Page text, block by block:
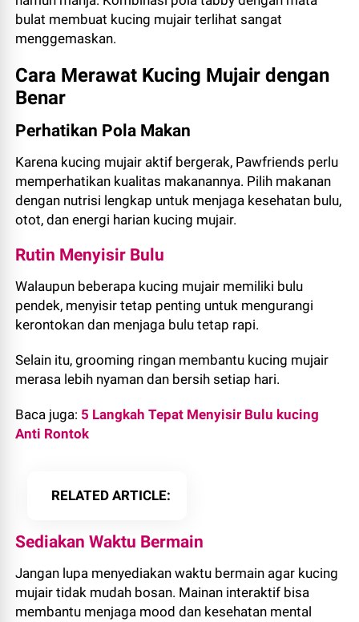
bulat membuat kucing mujair terlihat sangat
menggemaskan.
Cara Merawat Kucing Mujair dengan
Benar
Perhatikan Pola Makan
Karena kucing mujair aktif bergerak, Pawfriends perlu
memperhatikan kualitas makanannya. Pilih makanan
dengan nutrisi lengkap untuk menjaga kesehatan bulu,
otot, dan energi harian kucing mujair.
Rutin Menyisir Bulu
Walaupun beberapa kucing mujair memiliki bulu
pendek, menyisir tetap penting untuk mengurangi
kerontokan dan menjaga bulu tetap rapi.
Selain itu, grooming ringan membantu kucing mujair
merasa lebih nyaman dan bersih setiap hari.
Baca juga: 5 Langkah Tepat Menyisir Bulu kucing
Anti Rontok
RELATED ARTICLE
Sediakan Waktu Bermain
Jangan lupa menyediakan waktu bermain agar kucing
mujair tidak mudah bosan. Mainan interaktif bisa
membantu menjaga mood dan kesehatan mental